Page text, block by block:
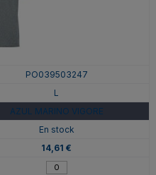
PO039503247
L
AZUL MARINO VIGORE
En stock
14,61 €